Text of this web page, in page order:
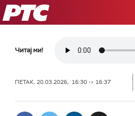
РТС
Читај ми!
ПЕТАК, 20.03.2026, 16:30 -> 16:37